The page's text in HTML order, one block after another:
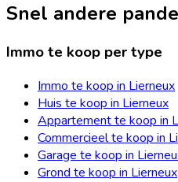
Snel andere
Immo te koop per type
Immo te koop in Lierneux
Huis te koop in Lierneux
Appartement te koop in
Commercieel te koop in
Garage te koop in
Grond te koop in Lierneux